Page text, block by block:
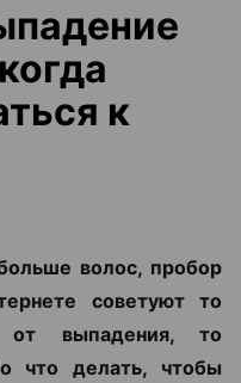
к
волос, пробор
советуют то
выпадения, то
что делать, чтобы